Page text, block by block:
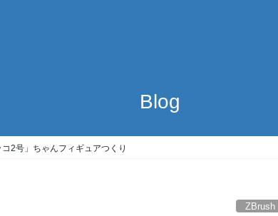
Blog
2号」ちゃんフィギュアつくり
ZBrush